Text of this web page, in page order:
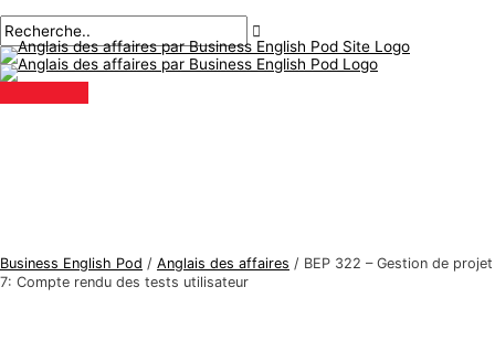
au
contenu
principal
Business English Pod / Anglais des affaires / BEP 322 – Gestion de projet
7: Compte rendu des tests utilisateur
des
articles
ici..
mail*
S
u
j
e
n
R
e
c
h
r